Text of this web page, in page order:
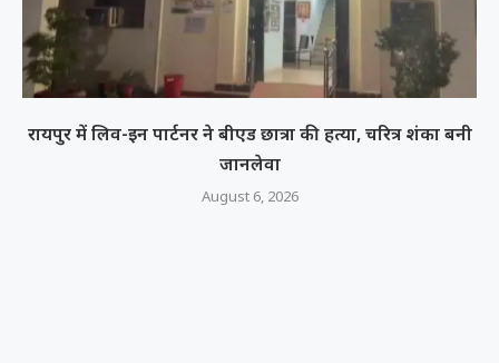
रायपुर में लिव-इन पार्टनर ने बीएड छात्रा की हत्या, चरित्र शंका बनी
जानलेवा
August 6, 2026